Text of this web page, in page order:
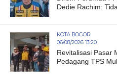
Dedie Rachim:
KOTA BOGOR
06/08/2026 13:20
Revitalisasi Pasar
Pedagang TPS